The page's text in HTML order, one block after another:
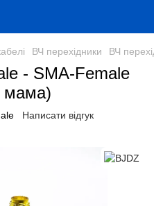
ВЧ перехідники ВЧ
- SMA-Female
мама)
Написати відгук